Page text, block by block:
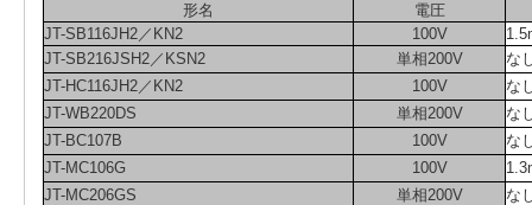
形名
電圧
JT-SB116JH2／KN2
100V
JT-SB216JSH2／KSN2
単相200V
な
JT-HC116JH2／KN2
100V
な
JT-WB220DS
単相200V
な
JT-BC107B
100V
な
JT-MC106G
100V
JT-MC206GS
単相200V
な